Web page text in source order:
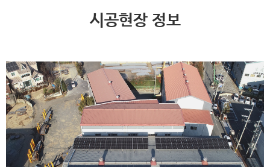
시공현장 정보